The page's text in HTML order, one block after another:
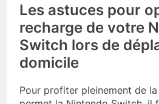
Les astuces pour
recharge de votre
Switch lors de
domicile
Pour profiter pleinement de